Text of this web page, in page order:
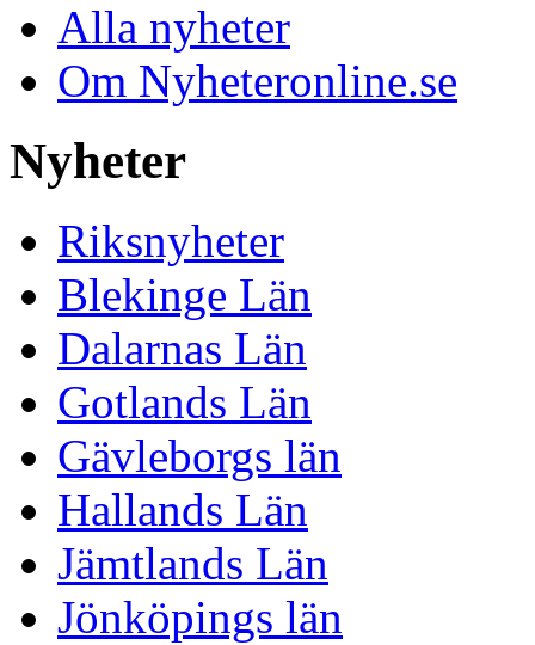
Alla nyheter
Om Nyheteronline.se
Nyheter
Riksnyheter
Blekinge Län
Dalarnas Län
Gotlands Län
Gävleborgs län
Hallands Län
Jämtlands Län
Jönköpings län